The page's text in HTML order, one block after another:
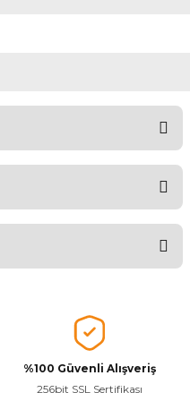
%100 Güvenli Alışveriş
256bit SSL Sertifikası